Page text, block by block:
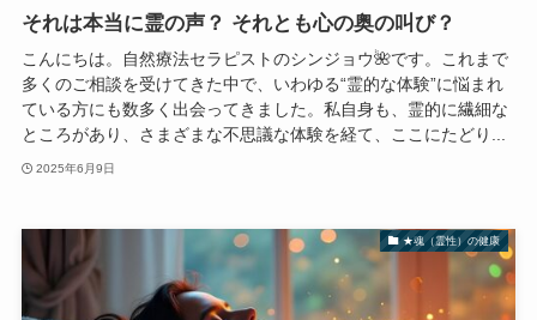
それは本当に霊の声？ それとも心の奥の叫び？
こんにちは。自然療法セラピストのシンジョウ🌺です。これまで
多くのご相談を受けてきた中で、いわゆる“霊的な体験”に悩まれ
ている方にも数多く出会ってきました。私自身も、霊的に繊細な
ところがあり、さまざまな不思議な体験を経て、ここにたどり...
2025年6月9日
★魂（霊性）の健康